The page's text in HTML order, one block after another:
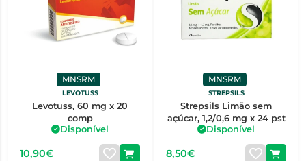
MNSRM
LEVOTUSS
Levotuss, 60 mg x 20
comp
Disponível
10,90€
MNSRM
STREPSILS
Strepsils Limão sem
açúcar, 1,2/0,6 mg x 24 pst
Disponível
8,50€